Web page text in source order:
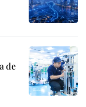
de